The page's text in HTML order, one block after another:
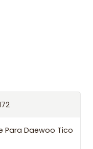
desde 2019,
Para Daewoo Tico